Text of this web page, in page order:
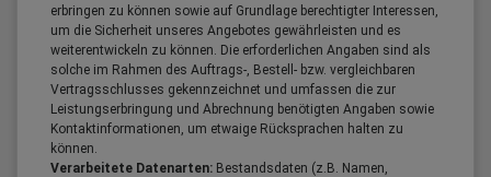
erbringen zu können sowie auf Grundlage berechtigter Interessen,
um die Sicherheit unseres Angebotes gewährleisten und es
weiterentwickeln zu können. Die erforderlichen Angaben sind als
solche im Rahmen des Auftrags-, Bestell- bzw. vergleichbaren
Vertragsschlusses gekennzeichnet und umfassen die zur
Leistungserbringung und Abrechnung benötigten Angaben sowie
Kontaktinformationen, um etwaige Rücksprachen halten zu
können.
Verarbeitete Datenarten: Bestandsdaten (z.B. Namen,